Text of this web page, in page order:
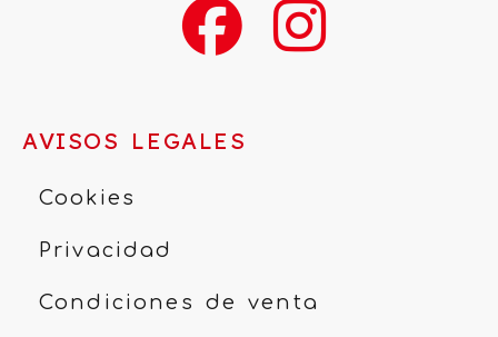
AVISOS LEGALES
Cookies
Privacidad
Condiciones de venta